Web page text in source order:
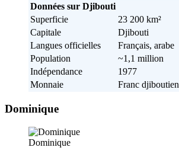
Données sur Djibouti
Superficie
23 200 km²
Capitale
Djibouti
Langues officielles
Français, arabe
Population
~1,1 million
Indépendance
1977
Monnaie
Franc djiboutien
Dominique
Dominique